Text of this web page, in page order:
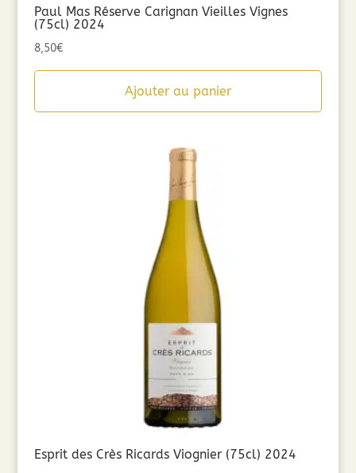
Paul Mas Réserve Carignan Vieilles Vignes
(75cl) 2024
8,50€
Ajouter au panier
Esprit des Crès Ricards Viognier (75cl) 2024